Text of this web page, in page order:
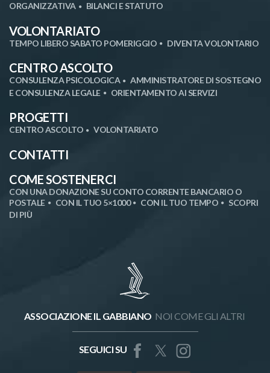
ORGANIZZATIVA
BILANCI E STATUTO
VOLONTARIATO
TEMPO LIBERO SABATO POMERIGGIO DIVENTA VOLONTARIO
CENTRO ASCOLTO
CONSULENZA PSICOLOGICA
AMMINISTRATORE DI SOSTEGNO
E CONSULENZA LEGALE
ORIENTAMENTO AI SERVIZI
PROGETTI
CENTRO ASCOLTO VOLONTARIATO
CONTATTI
COME SOSTENERCI
CON UNA DONAZIONE SU CONTO CORRENTE BANCARIO O
POSTALE
CON IL TUO 5×1000 CON IL TUO TEMPO
SCOPRI
DI PIÙ
ASSOCIAZIONE IL GABBIANO NOI COME GLI ALTRI
SEGUICI SU